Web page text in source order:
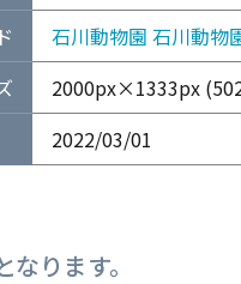
石川動物園 石川動物
2000px×1333px
2022/03/01
ります。